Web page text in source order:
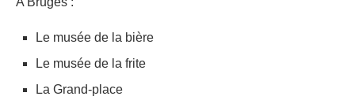
Le musée de la bière
Le musée de la frite
La Grand-place